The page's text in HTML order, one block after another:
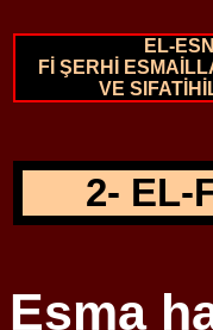
EL-
Fİ ŞERHİ
VE
2- EL-
Esma